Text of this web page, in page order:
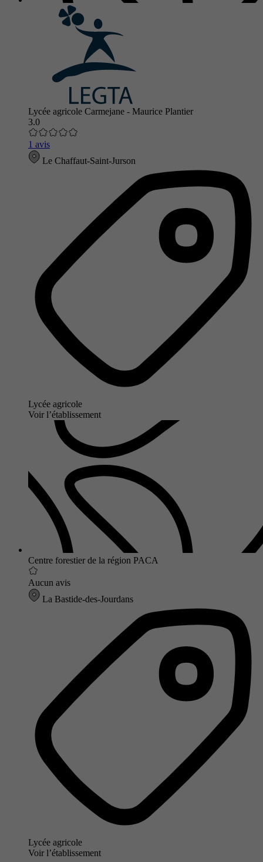
Lycée agricole Carmejane - Maurice Plantier
3.0
1 avis
Le Chaffaut-Saint-Jurson
Lycée agricole
Voir l’établissement
Centre forestier de la région PACA
Aucun avis
La Bastide-des-Jourdans
Lycée agricole
Voir l’établissement